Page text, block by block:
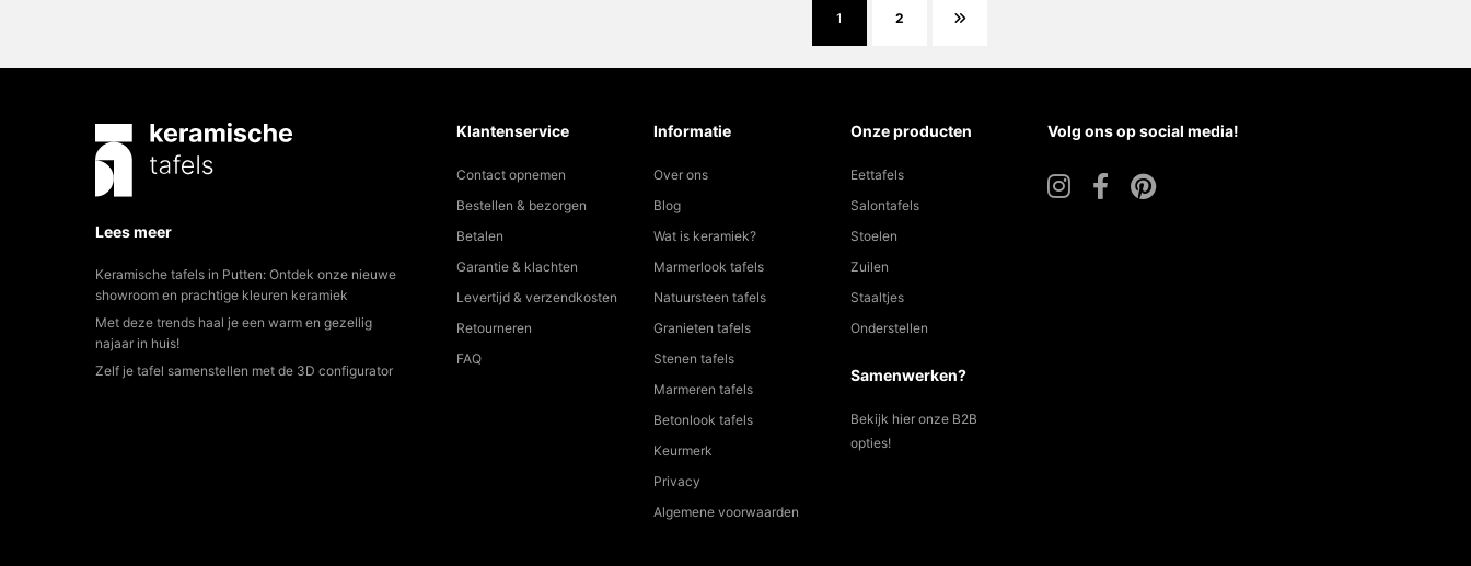
1 2
Lees meer
Keramische tafels in Putten: Ontdek onze nieuwe
showroom en prachtige kleuren keramiek
Met deze trends haal je een warm en gezellig
najaar in huis!
Zelf je tafel samenstellen met de 3D configurator
Klantenservice
Contact opnemen
Bestellen & bezorgen
Betalen
Garantie & klachten
Levertijd & verzendkosten
Retourneren
FAQ
Informatie
Over ons
Blog
Wat is keramiek?
Marmerlook tafels
Natuursteen tafels
Granieten tafels
Stenen tafels
Marmeren tafels
Betonlook tafels
Keurmerk
Privacy
Algemene voorwaarden
Onze producten
Eettafels
Salontafels
Stoelen
Zuilen
Staaltjes
Onderstellen
Samenwerken?
Bekijk hier onze B2B
opties!
Volg ons op social media!